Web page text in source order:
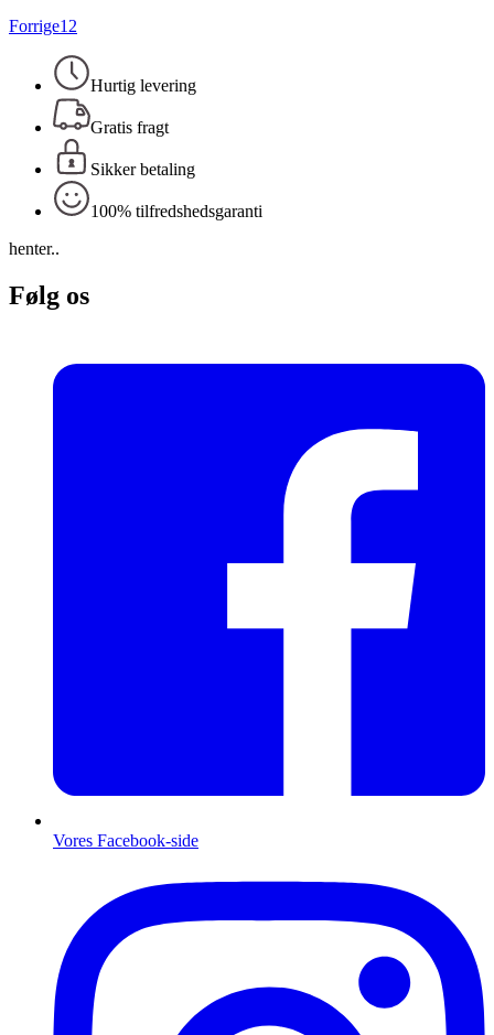
Forrige1 2
Hurtig levering
Gratis fragt
Sikker betaling
100% tilfredshedsgaranti
henter..
Følg os
Vores Facebook-side